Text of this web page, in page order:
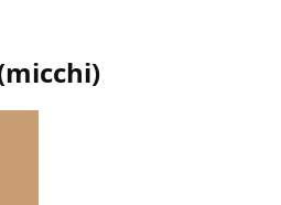
micchi)